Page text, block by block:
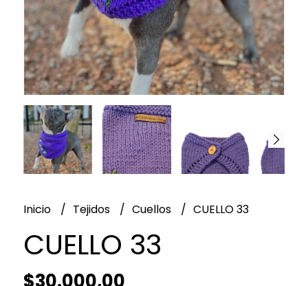
Inicio Tejidos Cuellos CUELLO 33
CUELLO 33